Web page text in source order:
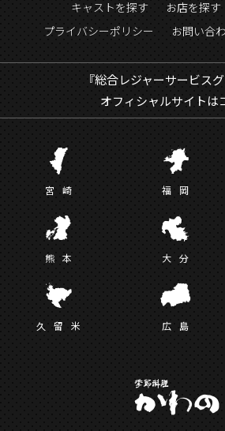
キャストを探す お店を探す
プライバシーポリシー
お問い合
『総合レジャーサービスグ
オフィシャルサイトは
宮 崎 福 岡
熊 本 大 分
久留 米 広 島